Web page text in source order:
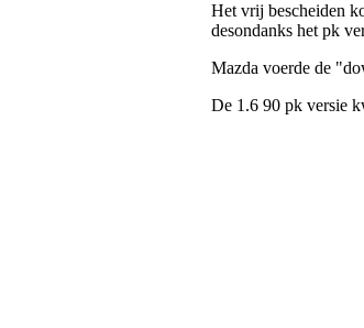
Het vrij bescheiden
desondanks het pk
Mazda voerde de
De 1.6 90 pk versie